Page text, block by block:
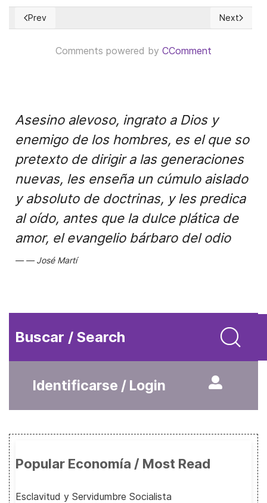
Previous article: A contramano del ingreso universal, el
Prev Next
Next
Comments powered by CComment
Asesino alevoso, ingrato a Dios y
enemigo de los hombres, es el que so
pretexto de dirigir a las generaciones
nuevas, les enseña un cúmulo aislado
y absoluto de doctrinas, y les predica
al oído, antes que la dulce plática de
amor, el evangelio bárbaro del odio
José Martí
Buscar / Search
Identificarse / Login
Popular Economía / Most Read
Esclavitud y Servidumbre Socialista